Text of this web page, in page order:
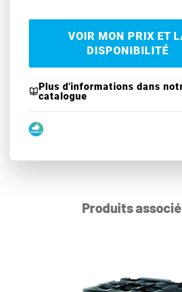
VOIR MON PRIX ET
DISPONIBILITÉ
Plus d'informations dans
catalogue
Produits